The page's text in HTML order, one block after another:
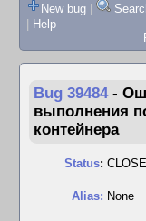
New bug |
| Help
Bug 39484 -
выполнения
контейнера
Status:
Alias: None